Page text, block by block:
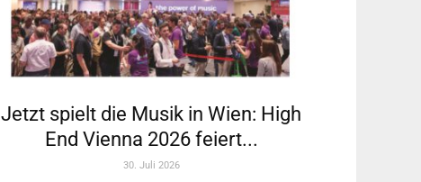
Jetzt spielt die Musik in Wien: High
End Vienna 2026 feiert...
30. Juli 2026